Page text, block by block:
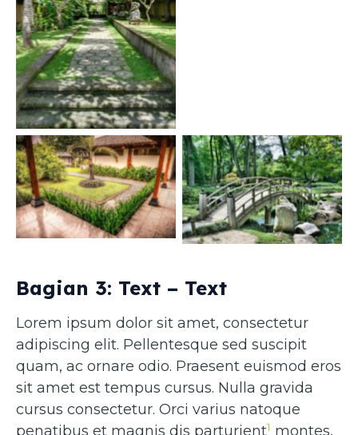
Caption 1
Caption 3 Caption 4
Bagian 3: Text – Text
Lorem ipsum dolor sit amet, consectetur
adipiscing elit. Pellentesque sed suscipit
quam, ac ornare odio. Praesent euismod eros
sit amet est tempus cursus. Nulla gravida
cursus consectetur. Orci varius natoque
penatibus et magnis dis parturient1 montes,